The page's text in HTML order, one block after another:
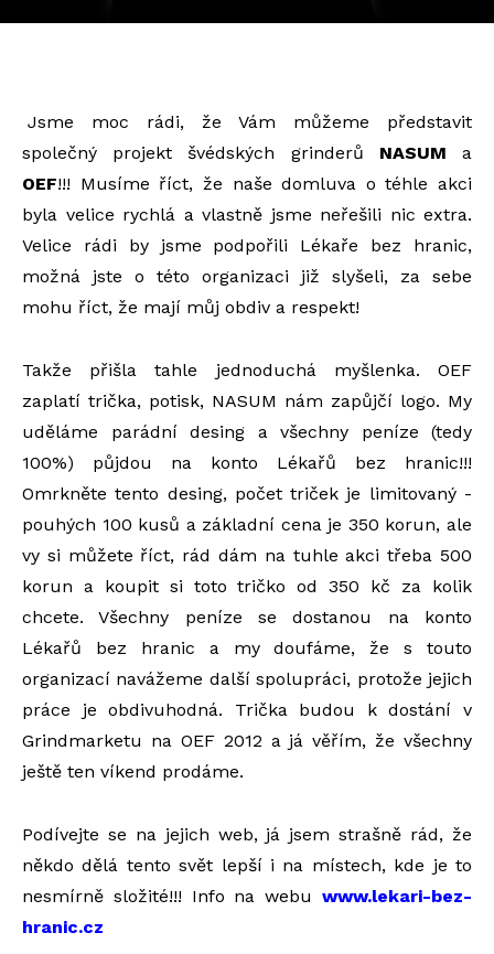
Jsme moc rádi, že Vám můžeme představit
společný projekt švédských grinderů NASUM a
OEF!!! Musíme říct, že naše domluva o téhle akci
byla velice rychlá a vlastně jsme neřešili nic extra.
Velice rádi by jsme podpořili Lékaře bez hranic,
možná jste o této organizaci již slyšeli, za sebe
mohu říct, že mají můj obdiv a respekt!
Takže přišla tahle jednoduchá myšlenka. OEF
zaplatí trička, potisk, NASUM nám zapůjčí logo. My
uděláme parádní desing a všechny peníze (tedy
100%) půjdou na konto Lékařů bez hranic!!!
Omrkněte tento desing, počet triček je limitovaný -
pouhých 100 kusů a základní cena je 350 korun, ale
vy si můžete říct, rád dám na tuhle akci třeba 500
korun a koupit si toto tričko od 350 kč za kolik
chcete. Všechny peníze se dostanou na konto
Lékařů bez hranic a my doufáme, že s touto
organizací navážeme další spolupráci, protože jejich
práce je obdivuhodná. Trička budou k dostání v
Grindmarketu na OEF 2012 a já věřím, že všechny
ještě ten víkend prodáme.
Podívejte se na jejich web, já jsem strašně rád, že
někdo dělá tento svět lepší i na místech, kde je to
nesmírně složité!!! Info na webu www.lekari-bez-
hranic.cz